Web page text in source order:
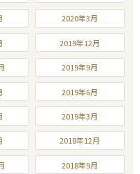
2020年3月
2019年12月
2019年9月
2019年6月
2019年3月
2018年12月
2018年9月